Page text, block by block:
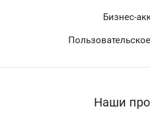
Бизнес-
Наши